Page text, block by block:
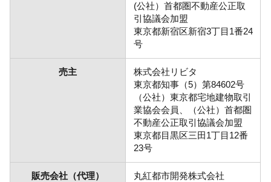
(公社）首都圏不動産公正取
引協議会加盟
東京都新宿区新宿3丁目1番24
号
売主
株式会社リビタ
東京都知事（5）第84602号
（公社）東京都宅地建物取引
業協会会員、（公社）首都圏
不動産公正取引協議会加盟
東京都目黒区三田1丁目12番
23号
販売会社（代理）
丸紅都市開発株式会社